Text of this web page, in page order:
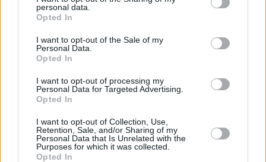
de su consentimiento, pero usted tiene el derecho de
rechazar tal procesamiento. Sus preferencias se aplicarán
cualquier momento entrando de nuevo en este sitio web o
visitando nuestra política de privacidad.
personal data.
Opted In
I want to opt-out of the Sale of my
Personal Data.
Opted In
I want to opt-out of processing my
Personal Data for Targeted Advertising.
Opted In
I want to opt-out of Collection, Use,
Retention, Sale, and/or Sharing of my
Personal Data that Is Unrelated with the
Purposes for which it was collected.
Opted In